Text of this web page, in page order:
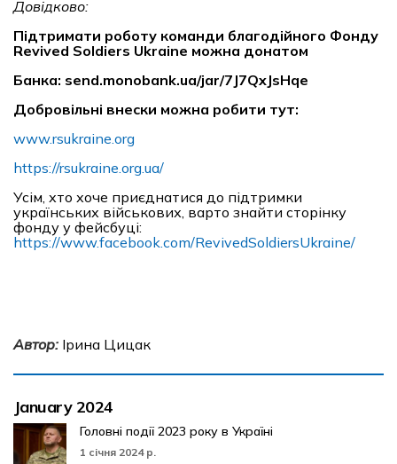
Довідково:
Підтримати роботу команди благодійного Фонду
Revived Soldiers Ukraine можна донатом
Банка: send.monobank.ua/jar/7J7QxJsHqe
Добровільні внески можна робити тут:
www.rsukraine.org
https://rsukraine.org.ua/
Усім, хто хоче приєднатися до підтримки
українських військових, варто знайти сторінку
фонду у фейсбуці:
https://www.facebook.com/RevivedSoldiersUkraine/
Автор: Ірина Цицак
January 2024
Головні події 2023 року в Україні
1 січня 2024 р.